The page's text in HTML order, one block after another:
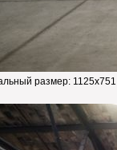
размер: